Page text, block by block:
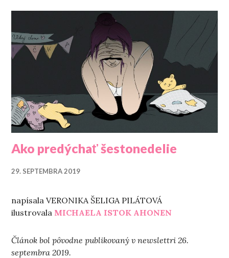
Ako predýchať šestonedelie
29. SEPTEMBRA 2019
napísala VERONIKA ŠELIGA PILÁTOVÁ
ilustrovala MICHAELA ISTOK AHONEN
Článok bol pôvodne publikovaný v newslettri 26.
septembra 2019.